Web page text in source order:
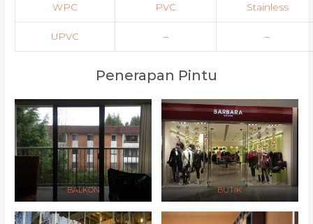
WPC PVC Stainless
UPVC – –
Penerapan Pintu
BALKON BUTIK